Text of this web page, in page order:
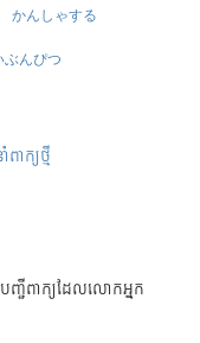
かんしゃする
ぶんぴつ
ាក្យថ្មី
ញ្ជីពាក្យដែលលោកអ្នក